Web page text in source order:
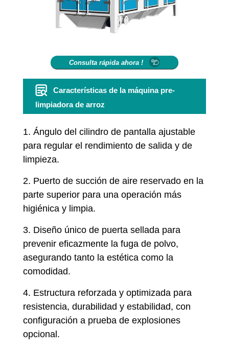
Consulta rápida ahora !
Características de la máquina pre-
limpiadora de arroz
1. Ángulo del cilindro de pantalla ajustable
para regular el rendimiento de salida y de
limpieza.
2. Puerto de succión de aire reservado en la
parte superior para una operación más
higiénica y limpia.
3. Diseño único de puerta sellada para
prevenir eficazmente la fuga de polvo,
asegurando tanto la estética como la
comodidad.
4. Estructura reforzada y optimizada para
resistencia, durabilidad y estabilidad, con
configuración a prueba de explosiones
opcional.